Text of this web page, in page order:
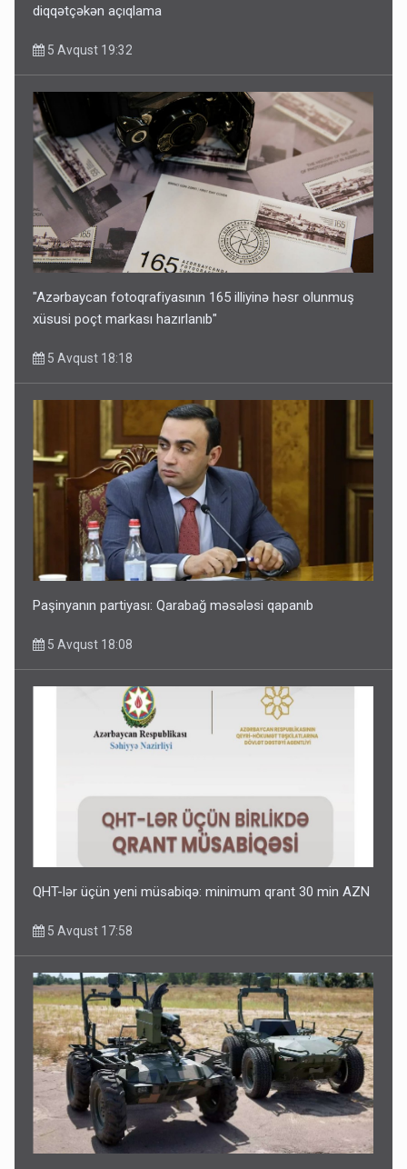
diqqətçəkən açıqlama
5 Avqust 19:32
"Azərbaycan fotoqrafiyasının 165 illiyinə həsr olunmuş
xüsusi poçt markası hazırlanıb"
5 Avqust 18:18
Paşinyanın partiyası: Qarabağ məsələsi qapanıb
5 Avqust 18:08
QHT-lər üçün yeni müsabiqə: minimum qrant 30 min AZN
5 Avqust 17:58